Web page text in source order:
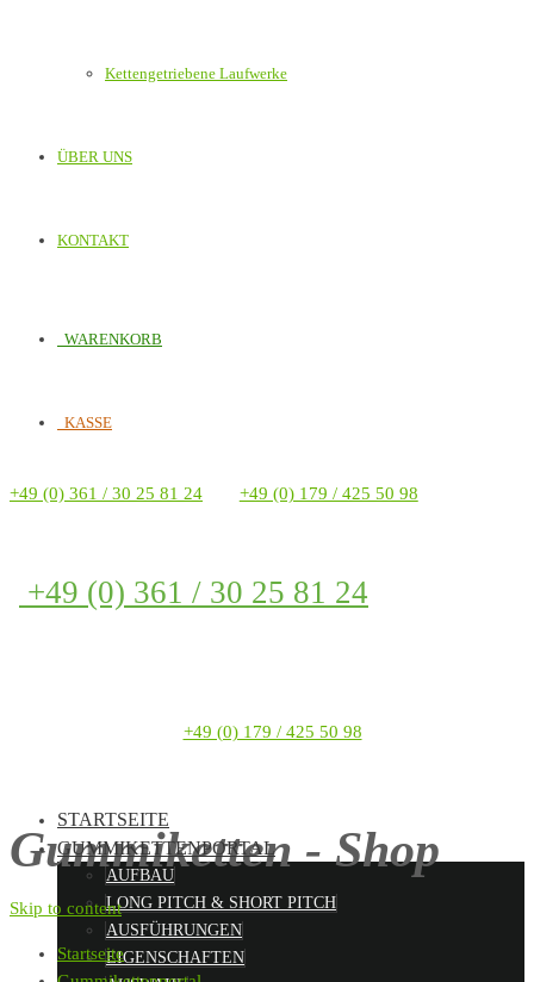
Kettengetriebene Laufwerke
ÜBER UNS
KONTAKT
WARENKORB
KASSE
+49 (0) 361 / 30 25 81 24 +49 (0) 179 / 425 50 98
+49 (0) 361 / 30 25 81 24
+49 (0) 179 / 425 50 98
Gummiketten - Shop
STARTSEITE
GUMMIKETTENPORTAL
AUFBAU
LONG PITCH & SHORT PITCH
AUSFÜHRUNGEN
EIGENSCHAFTEN
Skip to content
Startseite